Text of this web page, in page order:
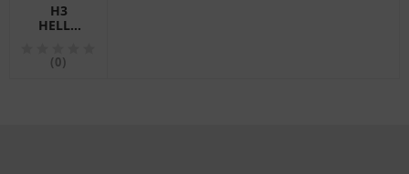
H3
HELLA
NEBELSCHNEINWERFER
SET
(0)